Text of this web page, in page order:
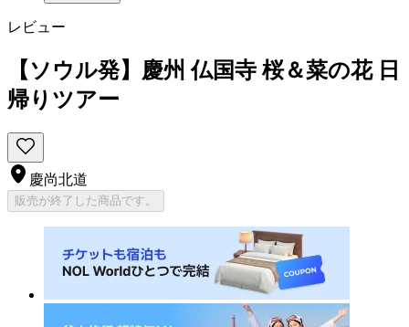
レビュー
【ソウル発】慶州 仏国寺 桜＆菜の花 日
帰りツアー
慶尚北道
販売が終了した商品です。